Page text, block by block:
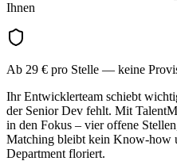
Ihnen
Ab 29 € pro Stelle — keine
Ihr Entwicklerteam schiebt
der Senior Dev fehlt. Mit
in den Fokus – vier offene
Matching bleibt kein Know-how
Department floriert.